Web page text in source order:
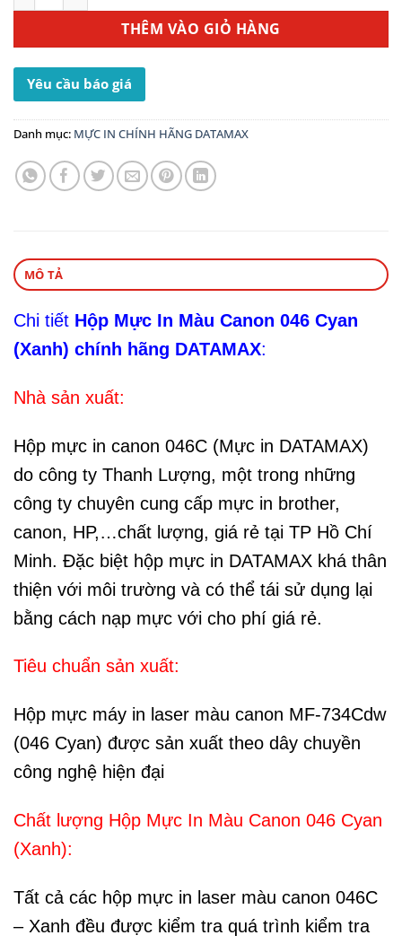
THÊM VÀO GIỎ HÀNG
Yêu cầu báo giá
Danh mục: MỰC IN CHÍNH HÃNG DATAMAX
MÔ TẢ
Chi tiết Hộp Mực In Màu Canon 046 Cyan
(Xanh) chính hãng DATAMAX:
Nhà sản xuất:
Hộp mực in canon 046C (Mực in DATAMAX)
do công ty Thanh Lượng, một trong những
công ty chuyên cung cấp mực in brother,
canon, HP,…chất lượng, giá rẻ tại TP Hồ Chí
Minh. Đặc biệt hộp mực in DATAMAX khá thân
thiện với môi trường và có thể tái sử dụng lại
bằng cách nạp mực với cho phí giá rẻ.
Tiêu chuẩn sản xuất:
Hộp mực máy in laser màu canon MF-734Cdw
(046 Cyan) được sản xuất theo dây chuyền
công nghệ hiện đại
Chất lượng Hộp Mực In Màu Canon 046 Cyan
(Xanh):
Tất cả các hộp mực in laser màu canon 046C
– Xanh đều được kiểm tra quá trình kiểm tra